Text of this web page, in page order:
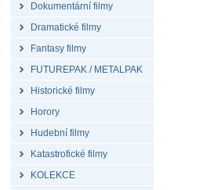
Dokumentární filmy
Dramatické filmy
Fantasy filmy
FUTUREPAK / METALPAK
Historické filmy
Horory
Hudební filmy
Katastrofické filmy
KOLEKCE